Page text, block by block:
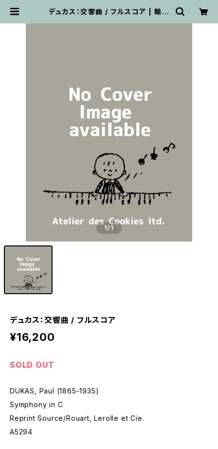
デュカス：交響曲 / フルスコア | 輸入
1/1
デュカス：交響曲 / フルスコア
¥16,200
SOLD OUT
DUKAS, Paul (1865-1935)
Symphony in C
Reprint Source/Rouart, Lerolle et Cie.
A5294